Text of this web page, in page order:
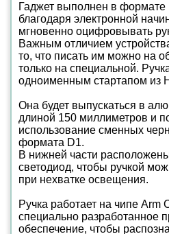
Гаджет выполнен в формате
благодаря электронной
мгновенно оцифровывать
Важным отличием
то, что писать им можно на
только на специальной.
одноименным стартапом из
Она будет выпускаться в
длиной 150 миллиметров и
использование сменных
формата D1.
В нижней части
светодиод, чтобы ручкой
при нехватке освещения.
Ручка работает на чипе Arm
специально разработанное
обеспечение, чтобы